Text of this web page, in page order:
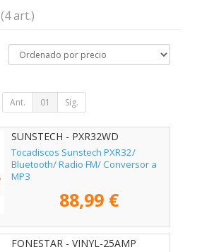
(4 art.)
Ant. 01 Sig.
SUNSTECH - PXR32WD
Tocadiscos Sunstech PXR32/
Bluetooth/ Radio FM/ Conversor a
MP3
88,99 €
FONESTAR - VINYL-25AMP